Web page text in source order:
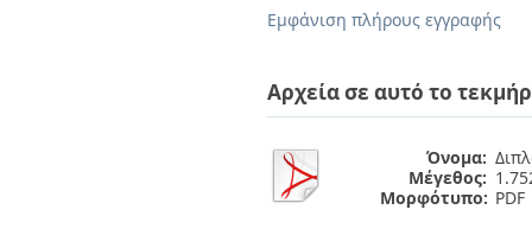
Εμφάνιση πλήρους εγγραφής
Αρχεία σε αυτό το
Όνομα:
Μέγεθος:
Μορφότυπο: PDF